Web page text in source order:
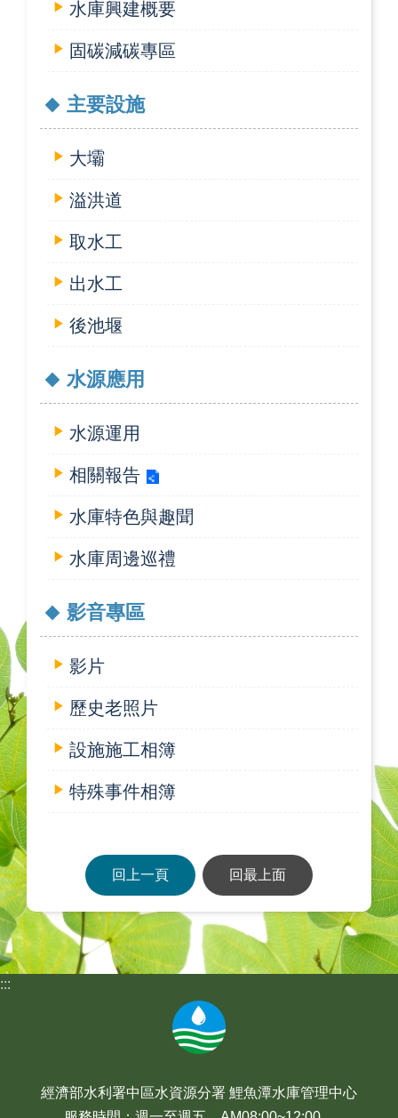
水庫興建概要
固碳減碳專區
主要設施
大壩
溢洪道
取水工
出水工
後池堰
水源應用
水源運用
相關報告
水庫特色與趣聞
水庫周邊巡禮
影音專區
影片
歷史老照片
設施施工相簿
特殊事件相簿
回上一頁 回最上面
:::
經濟部水利署中區水資源分署 鯉魚潭水庫管理中心